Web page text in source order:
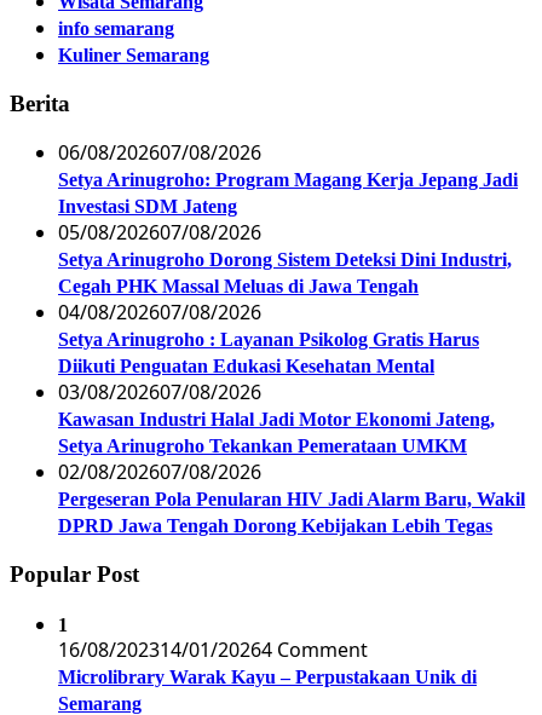
info semarang
Kuliner Semarang
Berita
06/08/202607/08/2026
Setya Arinugroho: Program Magang Kerja Jepang Jadi
Investasi SDM Jateng
05/08/202607/08/2026
Setya Arinugroho Dorong Sistem Deteksi Dini Industri,
Cegah PHK Massal Meluas di Jawa Tengah
04/08/202607/08/2026
Setya Arinugroho : Layanan Psikolog Gratis Harus
Diikuti Penguatan Edukasi Kesehatan Mental
03/08/202607/08/2026
Kawasan Industri Halal Jadi Motor Ekonomi Jateng,
Setya Arinugroho Tekankan Pemerataan UMKM
02/08/202607/08/2026
Pergeseran Pola Penularan HIV Jadi Alarm Baru, Wakil
DPRD Jawa Tengah Dorong Kebijakan Lebih Tegas
Popular Post
1
16/08/202314/01/20264 Comment
Microlibrary Warak Kayu – Perpustakaan Unik di
Semarang